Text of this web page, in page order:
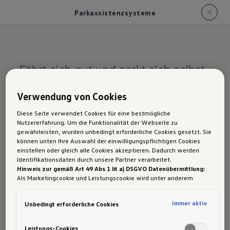
Parkassistenzsysteme
Fährt sich gut und parkt sich selbst.
Parkassistenzsystem
e im Tiguan
FolgendeParkassistentensind für die
Modellvarianten des Tiguan verfügbar:
Verwendung von Cookies
Diese Seite verwendet Cookies für eine bestmögliche
Nutzererfahrung. Um die Funktionalität der Webseite zu
gewährleisten, wurden unbedingt erforderliche Cookies gesetzt. Sie
können unten Ihre Auswahl der einwilligungspflichtigen Cookies
einstellen oder gleich alle Cookies akzeptieren. Dadurch werden
Identifikationsdaten durch unsere Partner verarbeitet.
Hinweis zur gemäß Art 49 Abs 1 lit a) DSGVO Datenübermittlung:
Als Marketingcookie und Leistungscookie wird unter anderem
Daten in die USA (insbesondere dort an die Google LLC) weitergibt.
Unbedingt erforderliche Cookies Immer aktiv
Leistungs-Cookies